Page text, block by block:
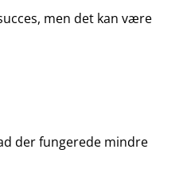
men det kan være
der fungerede mindre